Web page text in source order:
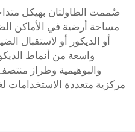
صُممت الطاولتان بهيكل
مساحة أرضية في الأماكن
أو الديكور أو لاستقبال
واسعة من أنماط
والبوهيمية وطراز
مركزية متعددة الاستخدامات